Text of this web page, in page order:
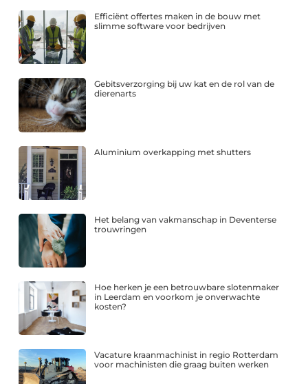
Efficiënt offertes maken in de bouw met
slimme software voor bedrijven
Gebitsverzorging bij uw kat en de rol van de
dierenarts
Aluminium overkapping met shutters
Het belang van vakmanschap in Deventerse
trouwringen
Hoe herken je een betrouwbare slotenmaker
in Leerdam en voorkom je onverwachte
kosten?
Vacature kraanmachinist in regio Rotterdam
voor machinisten die graag buiten werken